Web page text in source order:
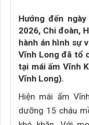
Hướng đến
2026, Chi đoàn,
hành án hình sự
Vĩnh Long đã tổ
tại mái ấm Vĩnh
Vĩnh Long).
Hiện mái ấm
dưỡng 15 cháu